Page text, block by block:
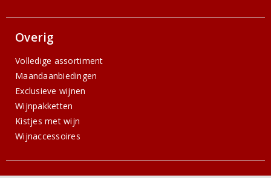
Overig
Volledige assortiment
Maandaanbiedingen
Exclusieve wijnen
Wijnpakketten
Kistjes met wijn
Wijnaccessoires